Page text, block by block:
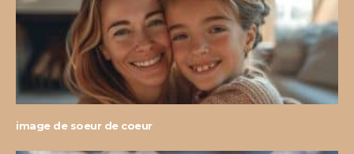
image de soeur de coeur